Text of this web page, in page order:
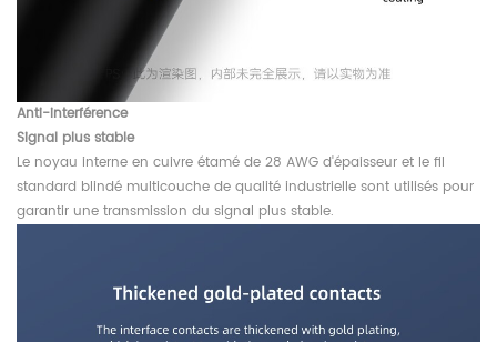
Anti-interférence
Signal plus stable
Le noyau interne en cuivre étamé de 28 AWG d'épaisseur et le fil
standard blindé multicouche de qualité industrielle sont utilisés pour
garantir une transmission du signal plus stable.